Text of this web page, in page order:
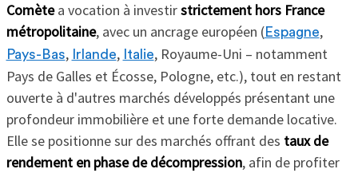
Comètea vocation à investirstrictement hors France
métropolitaine, avec un ancrage européen (Espagne,
Pays-Bas, Irlande, Italie, Royaume-Uni – notamment
Pays de Galles et Écosse, Pologne, etc.), tout en restant
ouverte à d'autres marchés développés présentant une
profondeur immobilière et une forte demande locative.
Elle se positionne sur des marchés offrant des taux de
rendement en phase de décompression, afin de profiter